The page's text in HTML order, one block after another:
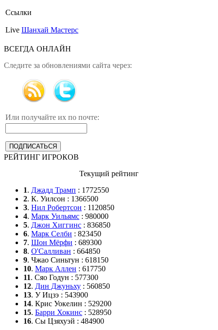
Ссылки
Live Шанхай Мастерс
ВСЕГДА ОНЛАЙН
Следите за обновлениями сайта через:
Или получайте их по почте:
РЕЙТИНГ ИГРОКОВ
Текущий рейтинг
1. Джадд Трамп : 1772550
2. К. Уилсон : 1366500
3. Нил Робертсон : 1120850
4. Марк Уильямс : 980000
5. Джон Хиггинс : 836850
6. Марк Селби : 823450
7. Шон Мёрфи : 689300
8. О'Салливан : 664850
9. Чжао Синьтун : 618150
10. Марк Аллен : 617750
11. Сяо Годун : 577300
12. Дин Джуньху : 560850
13. У Ицзэ : 543900
14. Крис Уокелин : 529200
15. Барри Хокинс : 528950
16. Сы Цзяхуэй : 484900